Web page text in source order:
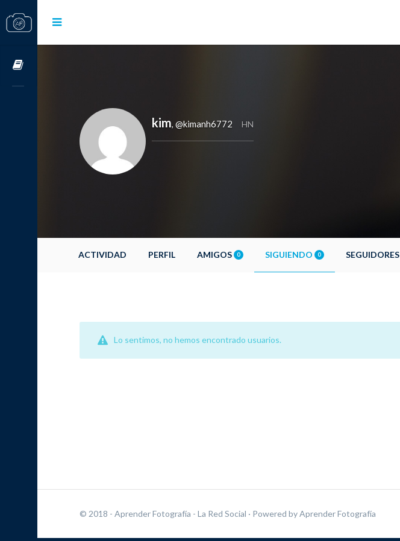
kim, @kimanh6772 HN
ACTIVIDAD PERFIL AMIGOS 0 SIGUIENDO 0 SEGUIDORES
Lo sentimos, no hemos encontrado usuarios.
© 2018 - Aprender Fotografía - La Red Social · Powered byAprender Fotografía